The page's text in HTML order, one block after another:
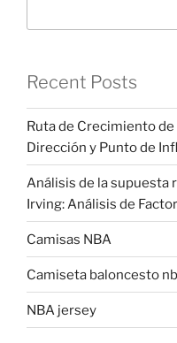
Recent Posts
Ruta de Crecimiento
Dirección y Punto de
Análisis de la supuesta
Irving: Análisis de
Camisas NBA
Camiseta baloncesto
NBA jersey